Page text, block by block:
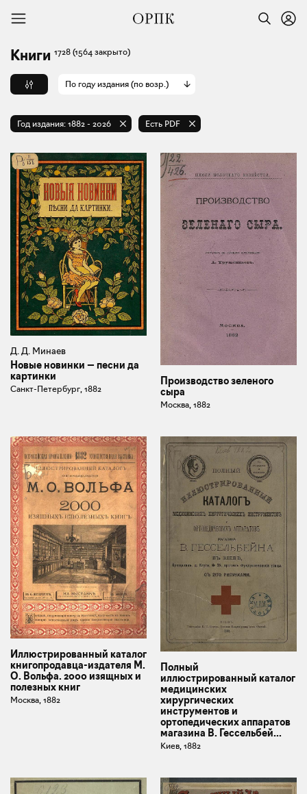
Книги 1728 (1564 закрыто)
По году издания (по возр.)
Год издания: 1882 - 2026 Есть PDF
Д. Д. Минаев
Новые новинки — песни да
картинки
Санкт-Петербург, 1882
Производство зеленого
сыра
Москва, 1882
Иллюстрированный каталог
книгопродавца-издателя М.
О. Вольфа. 2000 изящных и
полезных книг
Москва, 1882
Полный
иллюстрированный каталог
медицинских
хирургических
инструментов и
ортопедических аппаратов
магазина В. Гессельбей...
Киев, 1882